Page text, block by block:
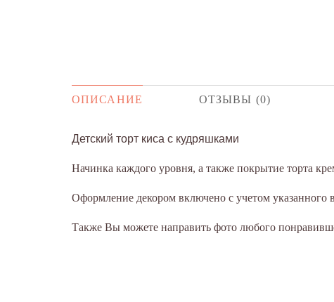
ОПИСАНИЕ ОТЗЫВЫ (0)
Детский торт киса с кудряшками
Начинка каждого уровня, а также покрытие торта
Оформление декором включено с учетом указанного
Также Вы можете направить фото любого